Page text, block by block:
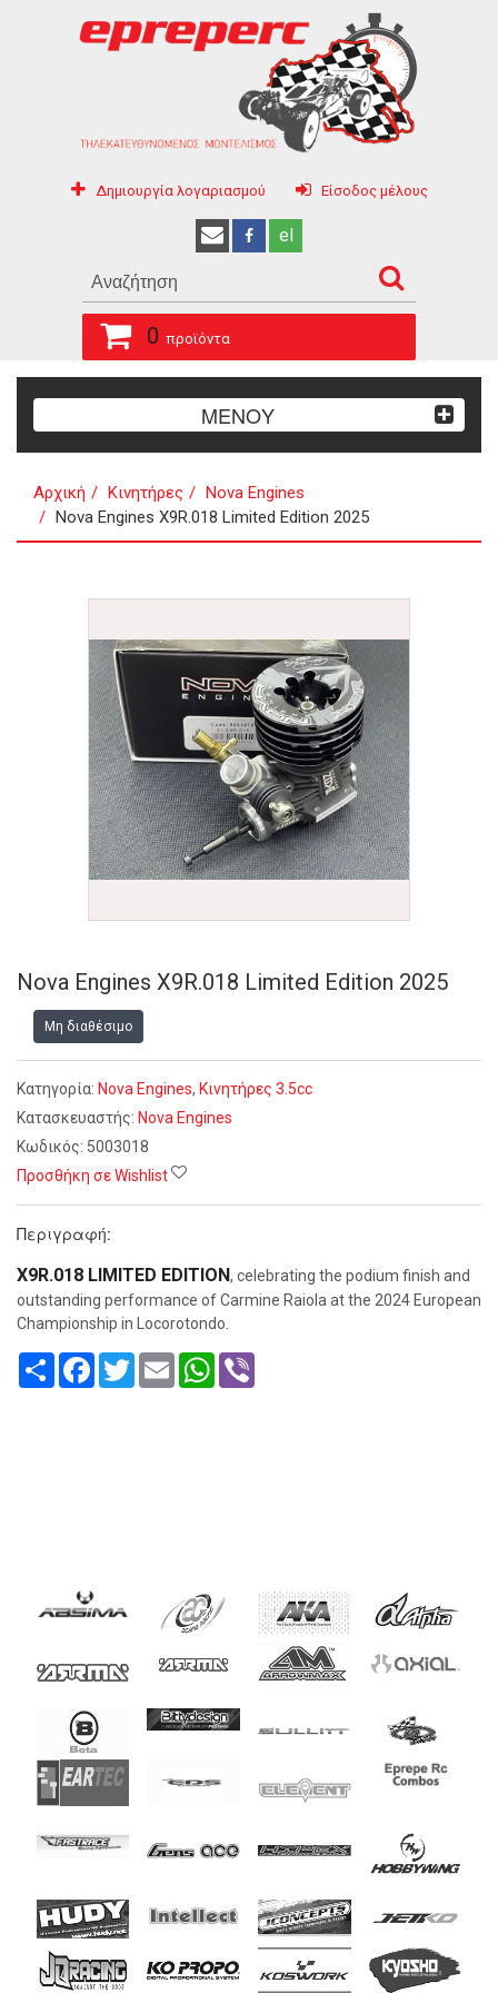
Δημιουργία λογαριασμού Είσοδος μέλους
el
0 προϊόντα
ΜΕΝΟΥ
Αρχική Κινητήρες
Nova Engines
Nova Engines X9R.018 Limited Edition 2025
Nova Engines X9R.018 Limited Edition 2025
Μη διαθέσιμο
Κατηγορία: Nova Engines, Κινητήρες 3.5cc
Κατασκευαστής: Nova Engines
Κωδικός: 5003018
Προσθήκη σε Wishlist
Περιγραφή:
X9R.018 LIMITED EDITION, celebrating the podium finish and
outstanding performance of Carmine Raiola at the 2024 European
Championship in Locorotondo.
Share FacebookTwitterEmail WhatsApp